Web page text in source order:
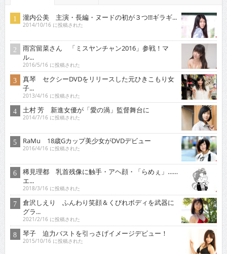
瀧内公美 主演・長編・ヌードの初が３つ!!!ギラギ...
2014/10/16 に投稿された
雨宮留菜さん 「ミスヤンチャン2016」参戦！マ
ル...
2016/5/16 に投稿された
真琴 セクシーDVDをリリースした元ひきこもり女
子...
2013/4/16 に投稿された
土村 芳 新進女優が「愛の渦」監督舞台に
2014/7/16 に投稿された
RaMu 18歳Gカップ美少女がDVDデビュー
2016/4/16 に投稿された
稀見理都 乳首残像に触手・アヘ顔・「らめぇ」……
エ...
2018/3/16 に投稿された
倉沢しえり ふんわり笑顔＆くびれボディを武器に
グラ...
2021/2/16 に投稿された
琴子 迫力バストを引っさげイメージデビュー！
2015/10/16 に投稿された